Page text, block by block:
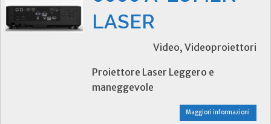
LASER
Video, Videoproiettori
Proiettore Laser Leggero e
maneggevole
Maggiori informazioni